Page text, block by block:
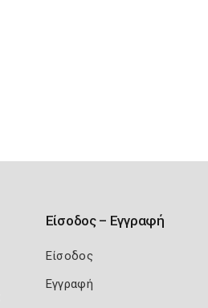
Είσοδος – Εγγραφή
Είσοδος
Εγγραφή